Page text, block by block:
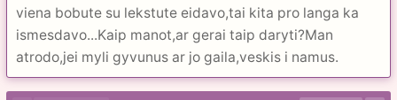
viena bobute su lekstute eidavo,tai kita pro langa ka
ismesdavo...Kaip manot,ar gerai taip daryti?Man
atrodo,jei myli gyvunus ar jo gaila,veskis i namus.